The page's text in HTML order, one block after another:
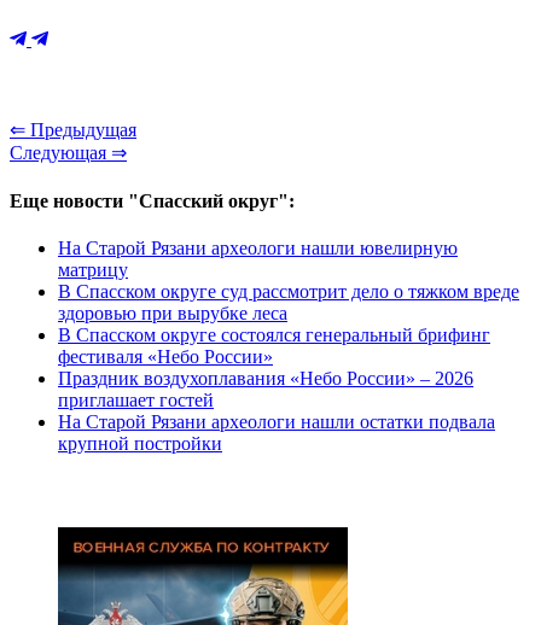
⇐ Предыдущая
Следующая ⇒
Еще новости "Спасский округ":
На Старой Рязани археологи нашли ювелирную
матрицу
В Спасском округе суд рассмотрит дело о тяжком вреде
здоровью при вырубке леса
В Спасском округе состоялся генеральный брифинг
фестиваля «Небо России»
Праздник воздухоплавания «Небо России» – 2026
приглашает гостей
На Старой Рязани археологи нашли остатки подвала
крупной постройки